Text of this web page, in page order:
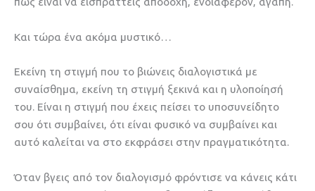
Και τώρα ένα ακόμα μυστικό…
Εκείνη τη στιγμή που το βιώνεις διαλογιστικά με
συναίσθημα, εκείνη τη στιγμή ξεκινά και η υλοποίησή
του. Είναι η στιγμή που έχεις πείσει το υποσυνείδητο
σου ότι συμβαίνει, ότι είναι φυσικό να συμβαίνει και
αυτό καλείται να στο εκφράσει στην πραγματικότητα.
Όταν βγεις από τον διαλογισμό φρόντισε να κάνεις κάτι